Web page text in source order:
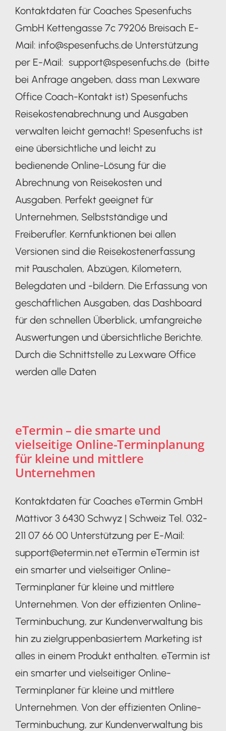
Kontaktdaten für Coaches Spesenfuchs
GmbH Kettengasse 7c 79206 Breisach E-
Mail: info@spesenfuchs.de Unterstützung
per E-Mail: support@spesenfuchs.de (bitte
bei Anfrage angeben, dass man Lexware
Office Coach-Kontakt ist) Spesenfuchs
Reisekostenabrechnung und Ausgaben
verwalten leicht gemacht! Spesenfuchs ist
eine übersichtliche und leicht zu
bedienende Online-Lösung für die
Abrechnung von Reisekosten und
Ausgaben. Perfekt geeignet für
Unternehmen, Selbstständige und
Freiberufler. Kernfunktionen bei allen
Versionen sind die Reisekostenerfassung
mit Pauschalen, Abzügen, Kilometern,
Belegdaten und -bildern. Die Erfassung von
geschäftlichen Ausgaben, das Dashboard
für den schnellen Überblick, umfangreiche
Auswertungen und übersichtliche Berichte.
Durch die Schnittstelle zu Lexware Office
werden alle Daten
eTermin – die smarte und
vielseitige Online-Terminplanung
für kleine und mittlere
Unternehmen
Kontaktdaten für Coaches eTermin GmbH
Mättivor 3 6430 Schwyz | Schweiz Tel. 032-
211 07 66 00 Unterstützung per E-Mail:
support@etermin.net eTermin eTermin ist
ein smarter und vielseitiger Online-
Terminplaner für kleine und mittlere
Unternehmen. Von der effizienten Online-
Terminbuchung, zur Kundenverwaltung bis
hin zu zielgruppenbasiertem Marketing ist
alles in einem Produkt enthalten. eTermin ist
ein smarter und vielseitiger Online-
Terminplaner für kleine und mittlere
Unternehmen. Von der effizienten Online-
Terminbuchung, zur Kundenverwaltung bis